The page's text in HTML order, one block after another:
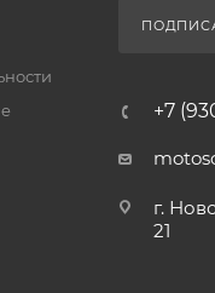
+7
г.
21